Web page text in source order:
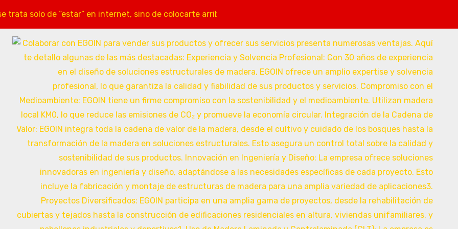
se trata solo de “estar” en internet, sino de colocarte arriba del todo en Google